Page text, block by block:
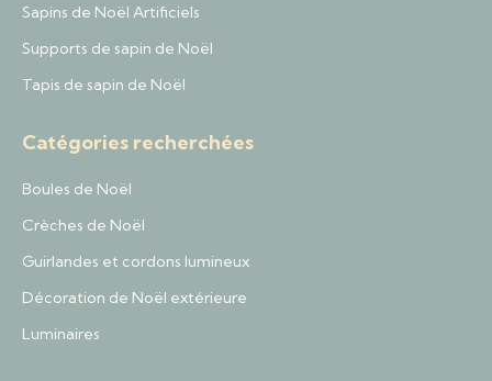
Sapins de Noël Artificiels
Supports de sapin de Noël
Tapis de sapin de Noël
Catégories recherchées
Boules de Noël
Crèches de Noël
Guirlandes et cordons lumineux
Décoration de Noël extérieure
Luminaires